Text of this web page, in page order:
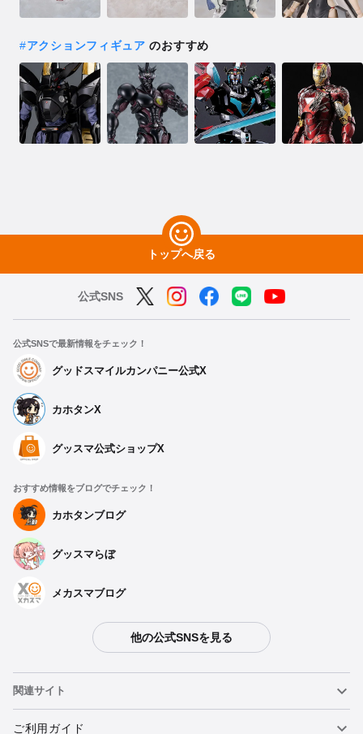
#アクションフィギュア のおすすめ
トップへ戻る
公式SNS
公式SNSで最新情報をチェック！
グッドスマイルカンパニー公式X
カホタンX
グッスマ公式ショップX
おすすめ情報をブログでチェック！
カホタンブログ
グッスマらぼ
メカスマブログ
他の公式SNSを見る
関連サイト
ねんどろいど
ご利用ガイド